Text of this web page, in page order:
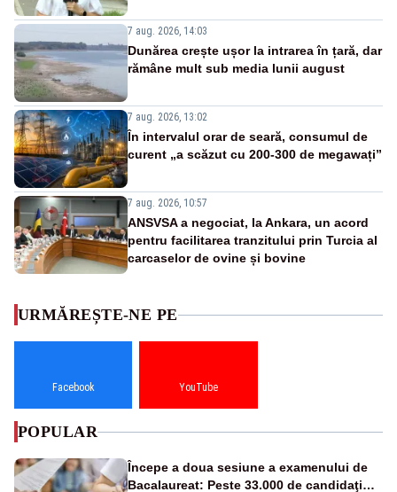
7 aug. 2026, 14:03
Dunărea crește ușor la intrarea în țară, dar
rămâne mult sub media lunii august
7 aug. 2026, 13:02
În intervalul orar de seară, consumul de
curent „a scăzut cu 200-300 de megawați”
7 aug. 2026, 10:57
ANSVSA a negociat, la Ankara, un acord
pentru facilitarea tranzitului prin Turcia al
carcaselor de ovine și bovine
URMĂREȘTE-NE PE
Facebook YouTube
POPULAR
Începe a doua sesiune a examenului de
Bacalaureat: Peste 33.000 de candidaţi